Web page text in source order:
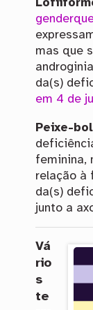
mas que
da(s)
em 4 de
Peixe-
feminina,
relação à
da(s)
junto a
Vá
rio
s
te